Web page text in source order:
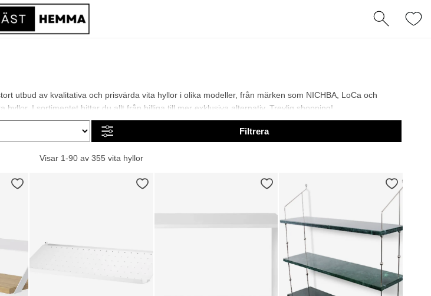
utbud av kvalitativa och prisvärda vita hyllor i olika modeller, från märken som NICHBA, LoCa och
hyllor. I sortimentet hittar du allt från billiga till mer exklusiva alternativ. Trevlig shopping!
Filtrera
Visar 1-90 av 355 vita hyllor